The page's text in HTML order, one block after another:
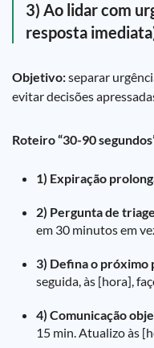
3) Ao lidar com
resposta
Objetivo:separar
evitar decisões
Roteiro “30-90
1) Expiração
2) Pergunta de
em 30 minutos em
3) Defina o próximo
seguida, às [hora],
4) Comunicação
15 min. Atualizo às